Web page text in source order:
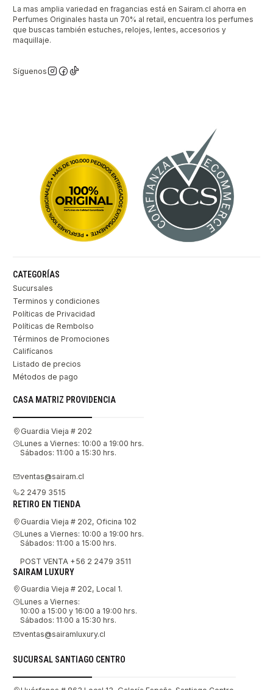
La mas amplia variedad en fragancias está en Sairam.cl ahorra en
Perfumes Originales hasta un 70% al retail, encuentra los perfumes
que buscas también estuches, relojes, lentes, accesorios y
maquillaje.
Síguenos
CATEGORÍAS
Sucursales
Terminos y condiciones
Políticas de Privacidad
Políticas de Rembolso
Términos de Promociones
Califícanos
Listado de precios
Métodos de pago
CASA MATRIZ PROVIDENCIA
Guardia Vieja # 202
Lunes a Viernes: 10:00 a 19:00 hrs.
Sábados: 11:00 a 15:30 hrs.
ventas@sairam.cl
2 2479 3515
RETIRO EN TIENDA
Guardia Vieja # 202, Oficina 102
Lunes a Viernes: 10:00 a 19:00 hrs.
Sábados: 11:00 a 15:00 hrs.
POST VENTA +56 2 2479 3511
SAIRAM LUXURY
Guardia Vieja # 202, Local 1.
Lunes a Viernes:
10:00 a 15:00 y 16:00 a 19:00 hrs.
Sábados: 11:00 a 15:30 hrs.
ventas@sairamluxury.cl
SUCURSAL SANTIAGO CENTRO